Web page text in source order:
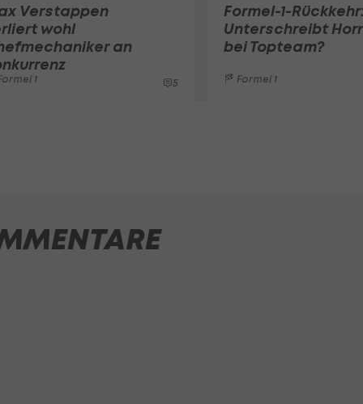
Verstappen
wohl
an
1 5
Formel-1-
Unterschreibt
bei Topteam?
Formel 1